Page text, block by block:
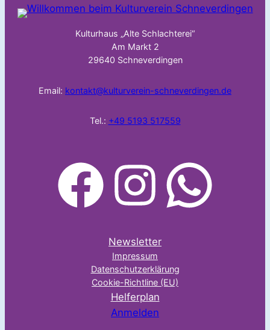
Kulturhaus „Alte Schlachterei“
Am Markt 2
29640 Schneverdingen
Email: kontakt@kulturverein-schneverdingen.de
Tel.: +49 5193 517559
facebook Instagram WhatsApp
Newsletter
Impressum
Datenschutzerklärung
Cookie-Richtline (EU)
Helferplan
Anmelden